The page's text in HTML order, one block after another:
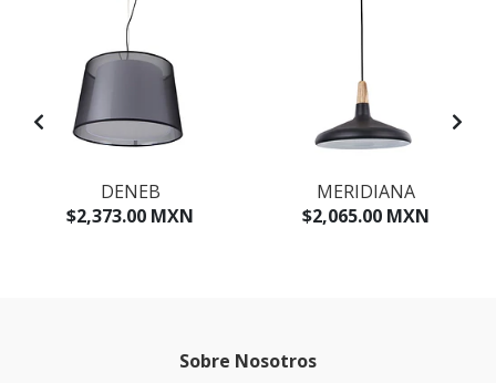
DENEB
$2,373.00 MXN
MERIDIANA
$2,065.00 MXN
Sobre Nosotros